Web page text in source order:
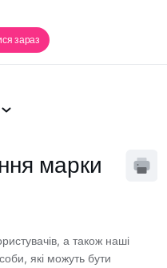
зараз
марки
а також наші
які можуть бути